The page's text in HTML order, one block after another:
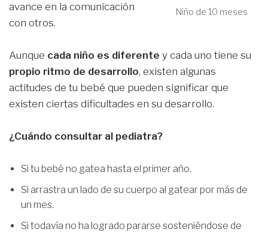
Niño de 10 meses
avance en la comunicación
con otros.
Aunque cada niño es diferente y cada uno tiene su
propio ritmo de desarrollo, existen algunas
actitudes de tu bebé que pueden significar que
existen ciertas dificultades en su desarrollo.
¿Cuándo consultar al pediatra?
Si tu bebé no gatea hasta el primer año.
Si arrastra un lado de su cuerpo al gatear por más de
un mes.
Si todavía no ha logrado pararse sosteniéndose de